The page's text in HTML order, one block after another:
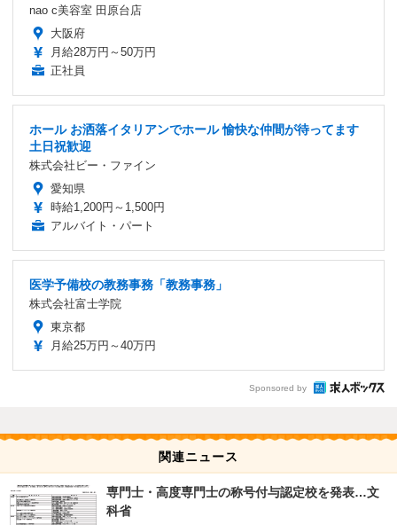
nao c美容室 田原台店
大阪府
月給28万円～50万円
正社員
ホール お洒落イタリアンでホール 愉快な仲間が待ってます
土日祝歓迎
株式会社ビー・ファイン
愛知県
時給1,200円～1,500円
アルバイト・パート
医学予備校の教務事務「教務事務」
株式会社富士学院
東京都
月給25万円～40万円
Sponsored by
関連ニュース
専門士・高度専門士の称号付与認定校を発表…文
科省